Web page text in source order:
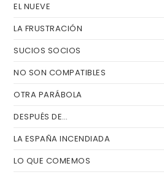
EL NUEVE
LA FRUSTRACIÓN
SUCIOS SOCIOS
NO SON COMPATIBLES
OTRA PARÁBOLA
DESPUÉS DE…
LA ESPAÑA INCENDIADA
LO QUE COMEMOS